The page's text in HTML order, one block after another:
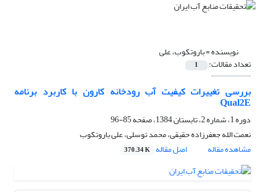
نویسنده =باروتکوب، علی
تعداد مقالات: 1
بررسی تغییرات کیفیت آب رودخانه کارون با کاربرد برنامه
Qual2E
دوره 1، شماره 2، تابستان 1384، صفحه
85-96
نعمت الله جعفرزاده حقیقی، محمد توسلی، علی باروتکوب
مشاهده مقاله
اصل مقاله 370.34 K